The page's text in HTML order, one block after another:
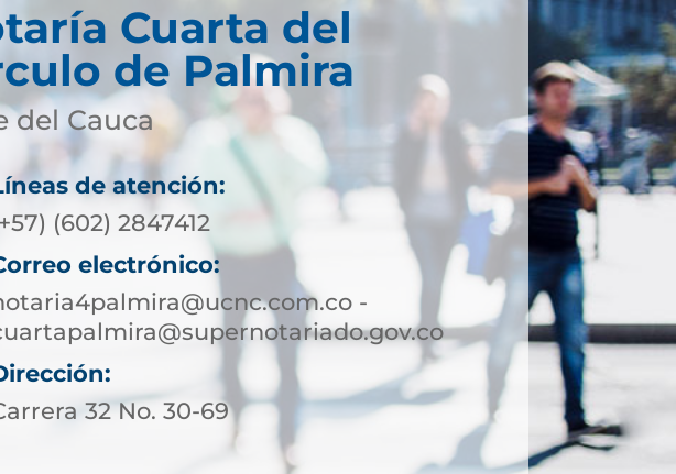
Cuarta del
de Palmira
del Cauca
de atención:
(602) 2847412
electrónico:
-
32 No. 30-69